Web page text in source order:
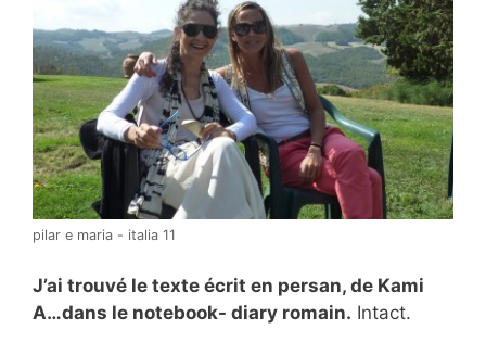
pilar e maria - italia 11
J’ai trouvé le texte écrit en persan, de Kami
A…dans le notebook- diary romain. Intact.